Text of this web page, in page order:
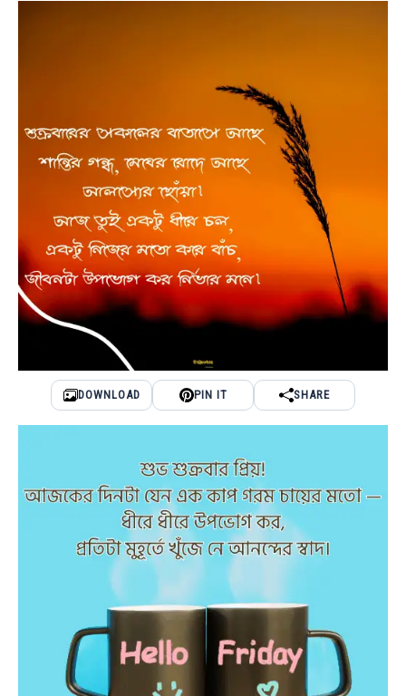
DOWNLOAD PIN IT SHARE